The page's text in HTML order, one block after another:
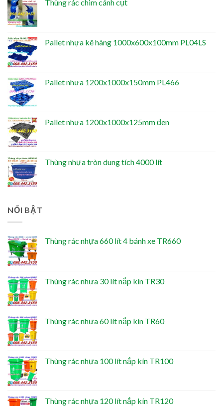
Thùng rác chim cánh cụt
Pallet nhựa kê hàng 1000x600x100mm PL04LS
Pallet nhựa 1200x1000x150mm PL466
Pallet nhựa 1200x1000x125mm đen
Thùng nhựa tròn dung tích 4000 lít
NỔI BẬT
Thùng rác nhựa 660 lít 4 bánh xe TR660
Thùng rác nhựa 30 lít nắp kín TR30
Thùng rác nhựa 60 lít nắp kín TR60
Thùng rác nhựa 100 lít nắp kín TR100
Thùng rác nhựa 120 lít nắp kín TR120